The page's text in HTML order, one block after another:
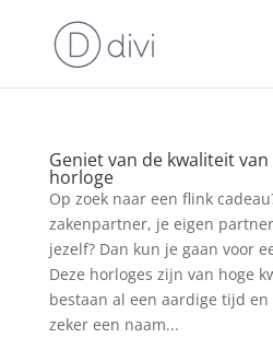
Geniet van de kwaliteit
horloge
Op zoek naar een flink
zakenpartner, je eigen
jezelf? Dan kun je gaan voor
Deze horloges zijn van hoge
bestaan al een aardige tijd
zeker een naam...